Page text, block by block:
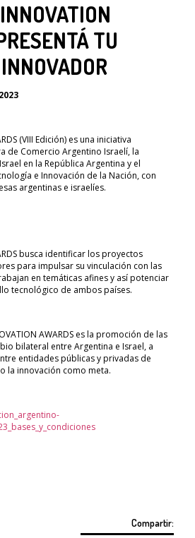
TU
(VIII Edición) es una iniciativa
de Comercio Argentino Israelí, la
en la República Argentina y el
e Innovación de la Nación, con
argentinas e israelíes.
busca identificar los proyectos
para impulsar su vinculación con las
en temáticas afines y así potenciar
tecnológico de ambos países.
AWARDS es la promoción de las
bilateral entre Argentina e Israel, a
entidades públicas y privadas de
la innovación como meta.
Compartir: